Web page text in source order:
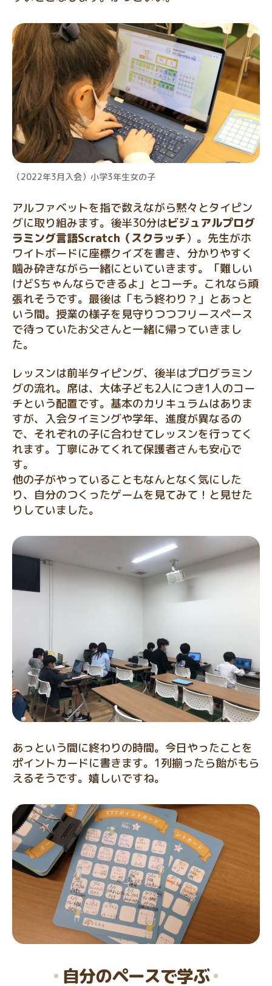
（2022年3月入会）小学3年生女の子
アルファベットを指で数えながら黙々とタイピン
グに取り組みます。後半30分はビジュアルプログ
ラミング言語Scratch（スクラッチ）。先生がホ
ワイトボードに座標クイズを書き、分かりやすく
噛み砕きながら一緒にといていきます。「難しい
けどSちゃんならできるよ」とコーチ。これなら頑
張れそうです。最後は「もう終わり？」とあっと
いう間。授業の様子を見守りつつフリースペース
で待っていたお父さんと一緒に帰っていきまし
た。
レッスンは前半タイピング、後半はプログラミン
グの流れ。席は、大体子ども2人につき1人のコー
チという配置です。基本のカリキュラムはありま
すが、入会タイミングや学年、進度が異なるの
で、それぞれの子に合わせてレッスンを行ってく
れます。丁寧にみてくれて保護者さんも安心で
す。
他の子がやっていることもなんとなく気にした
り、自分のつくったゲームを見てみて！と見せた
りしていました。
あっという間に終わりの時間。今日やったことを
ポイントカードに書きます。1列揃ったら飴がもら
えるそうです。嬉しいですね。
自分のペースで学ぶ